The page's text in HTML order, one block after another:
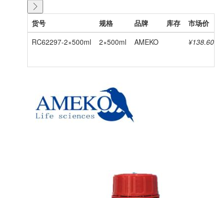
货号 规格 品牌 库存
市场价
RC62297-2×500ml
2×500ml AMEKO ¥138.60